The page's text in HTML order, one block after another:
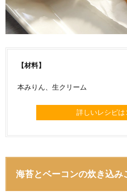
【材料】
本みりん、生クリーム
詳しいレシピは
海苔とベーコンの炊き込み